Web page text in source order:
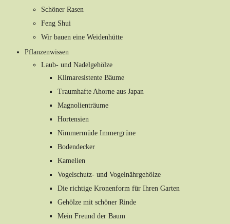
Schöner Rasen
Feng Shui
Wir bauen eine Weidenhütte
Pflanzenwissen
Laub- und Nadelgehölze
Klimaresistente Bäume
Traumhafte Ahorne aus Japan
Magnolienträume
Hortensien
Nimmermüde Immergrüne
Bodendecker
Kamelien
Vogelschutz- und Vogelnährgehölze
Die richtige Kronenform für Ihren Garten
Gehölze mit schöner Rinde
Mein Freund der Baum